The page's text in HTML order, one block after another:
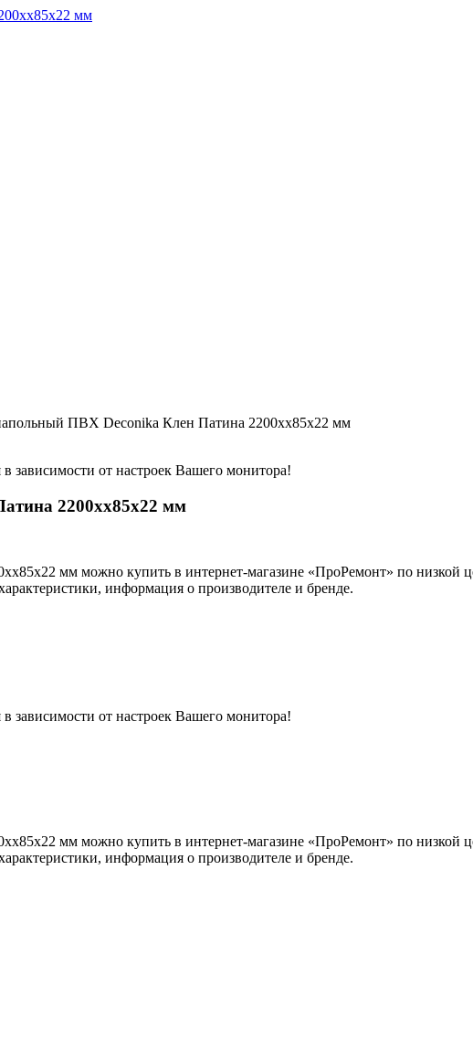
ПВХ Deconika Клен Патина 2200хх85х22 мм
зависимости от настроек Вашего монитора!
2200хх85х22 мм
мм можно купить в интернет-магазине «ПроРемонт» по низкой
информация о производителе и бренде.
зависимости от настроек Вашего монитора!
мм можно купить в интернет-магазине «ПроРемонт» по низкой
информация о производителе и бренде.